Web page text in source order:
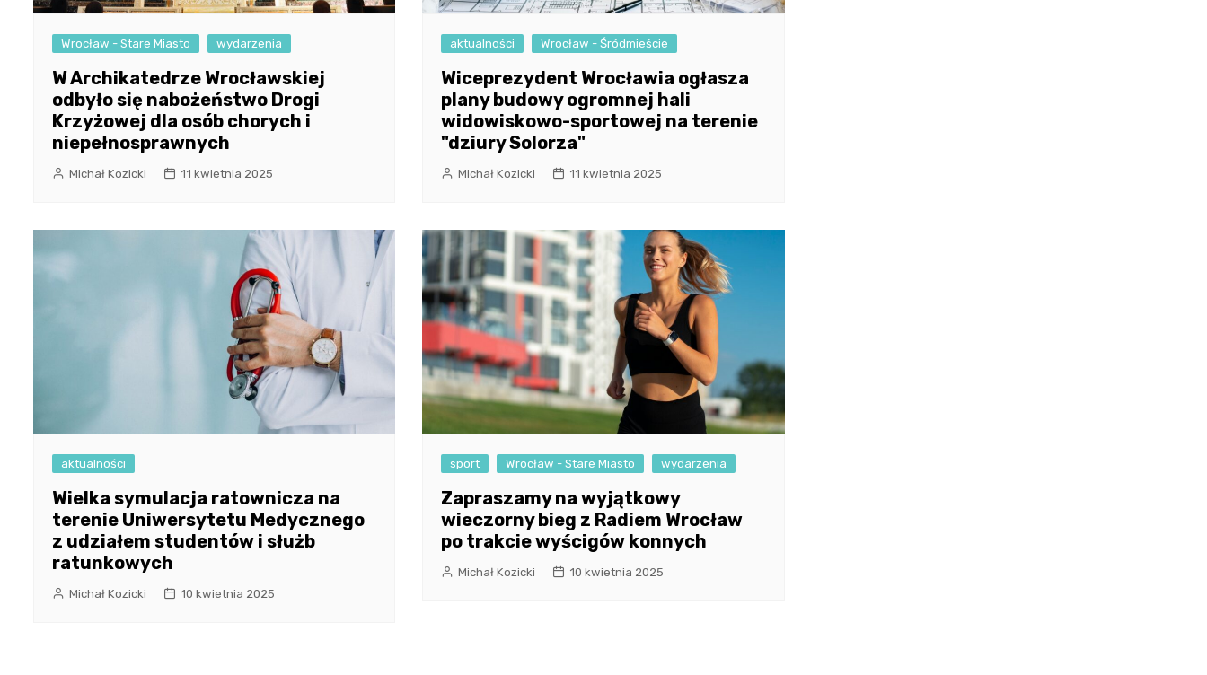
Wrocław - Stare Miasto wydarzenia
W Archikatedrze Wrocławskiej
odbyło się nabożeństwo Drogi
Krzyżowej dla osób chorych i
niepełnosprawnych
Michał Kozicki 11 kwietnia 2025
aktualności Wrocław - Śródmieście
Wiceprezydent Wrocławia ogłasza
plany budowy ogromnej hali
widowiskowo-sportowej na terenie
"dziury Solorza"
Michał Kozicki 11 kwietnia 2025
aktualności
Wielka symulacja ratownicza na
terenie Uniwersytetu Medycznego
z udziałem studentów i służb
ratunkowych
Michał Kozicki 10 kwietnia 2025
sport Wrocław - Stare Miasto wydarzenia
Zapraszamy na wyjątkowy
wieczorny bieg z Radiem Wrocław
po trakcie wyścigów konnych
Michał Kozicki 10 kwietnia 2025